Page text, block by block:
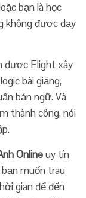
bạn là học
không được dạy
được Elight xây
bài giảng,
bản ngữ. Và
thành công, nói
Onlineuy tín
muốn trau
gian để đến